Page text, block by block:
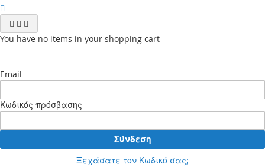
You have no items in your shopping cart
Email
Κωδικός πρόσβασης
Σύνδεση
Ξεχάσατε τον Κωδικό σας;